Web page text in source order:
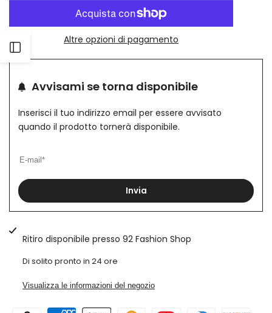
laterale
quantità
per
Tasca
America
Ruggine
Art.
Bm34
quantità
Ruggine
Art.
Bm34
Altre opzioni di pagamento
Avvisami se torna disponibile
Inserisci il tuo indirizzo email per essere avvisato
quando il prodotto tornerà disponibile.
Invia
Ritiro disponibile presso 92 Fashion Shop
Di solito pronto in 24 ore
Visualizza le informazioni del negozio